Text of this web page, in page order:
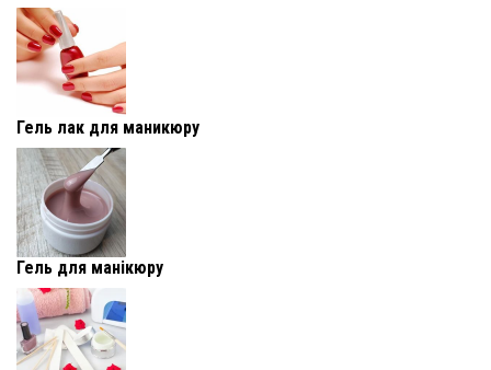
Гель лак для маникюру
Гель для манікюру